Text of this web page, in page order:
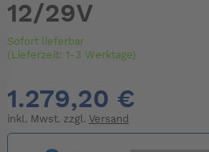
12/29V
Sofort lieferbar
(Lieferzeit: 1-3 Werktage)
1.279,20 €
inkl. Mwst. zzgl. Versand